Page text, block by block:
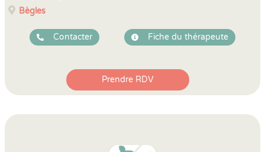
Bègles
Contacter Fiche du thérapeute
Prendre RDV